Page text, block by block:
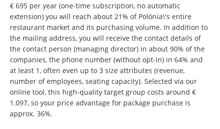
Preços
Realizações
Contato
Área de clientes
Mudar de língua:
€ 695 per year (one-time subscription, no automatic
extension) you will reach about 21% of Polónia\'s entire
restaurant market and its purchasing volume. In addition to
the mailing address, you will receive the contact details of
the contact person (managing director) in about 90% of the
companies, the phone number (without opt-in) in 64% and
at least 1, often even up to 3 size attributes (revenue,
number of employees, seating capacity). Selected via our
online tool, this high-quality target group costs around €
1.097, so your price advantage for package purchase is
approx. 36%.